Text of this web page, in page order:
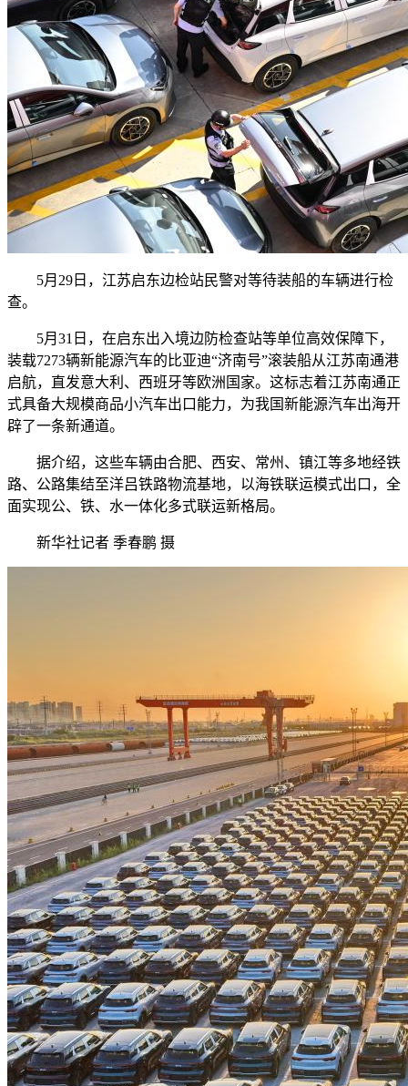
5月29日，江苏启东边检站民警对等待装船的车辆进行检
查。
5月31日，在启东出入境边防检查站等单位高效保障下，
装载7273辆新能源汽车的比亚迪“济南号”滚装船从江苏南通港
启航，直发意大利、西班牙等欧洲国家。这标志着江苏南通正
式具备大规模商品小汽车出口能力，为我国新能源汽车出海开
辟了一条新通道。
据介绍，这些车辆由合肥、西安、常州、镇江等多地经铁
路、公路集结至洋吕铁路物流基地，以海铁联运模式出口，全
面实现公、铁、水一体化多式联运新格局。
新华社记者 季春鹏 摄